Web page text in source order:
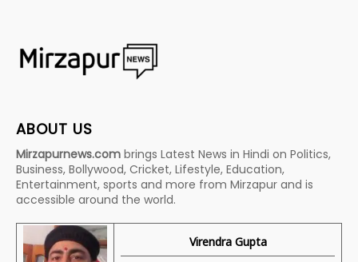
ABOUT US
Mirzapurnews.com brings Latest News in Hindi on Politics,
Business, Bollywood, Cricket, Lifestyle, Education,
Entertainment, sports and more from Mirzapur and is
accessible around the world.
Virendra Gupta